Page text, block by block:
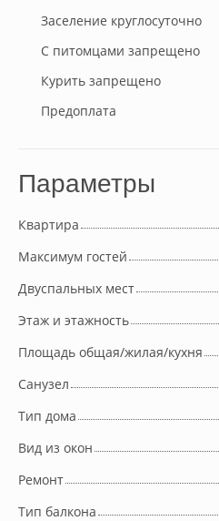
Заселение круглосуточно
С питомцами запрещено
Курить запрещено
Предоплата
Параметры
Квартира
Максимум гостей
Двуспальных мест
Этаж и этажность
Площадь общая/жилая/кухня
Cанузел
Тип дома
Вид из окон
Ремонт
Тип балкона